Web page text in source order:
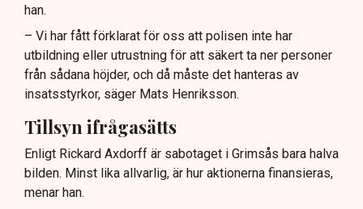
han.
– Vi har fått förklarat för oss att polisen inte har
utbildning eller utrustning för att säkert ta ner personer
från sådana höjder, och då måste det hanteras av
insatsstyrkor, säger Mats Henriksson.
Tillsyn ifrågasätts
Enligt Rickard Axdorff är sabotaget i Grimsås bara halva
bilden. Minst lika allvarlig, är hur aktionerna finansieras,
menar han.